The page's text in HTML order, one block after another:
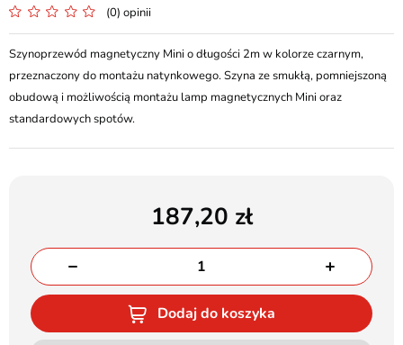
(0) opinii
Szynoprzewód magnetyczny Mini o długości 2m w kolorze czarnym,
przeznaczony do montażu natynkowego. Szyna ze smukłą, pomniejszoną
obudową i możliwością montażu lamp magnetycznych Mini oraz
standardowych spotów.
187,20
Dodaj do koszyka